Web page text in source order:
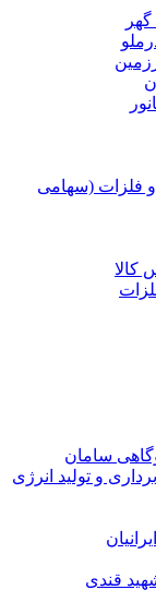
فلزات (سهامی
سامان
و تولید انرژی
قندی